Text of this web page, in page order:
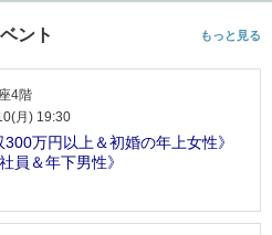
ント もっと見る
4階
月) 19:30
300万円以上＆初婚の年上女性》
員＆年下男性》